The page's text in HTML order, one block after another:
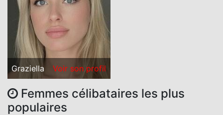
Graziella Voir son profil
Femmes célibataires les plus
populaires